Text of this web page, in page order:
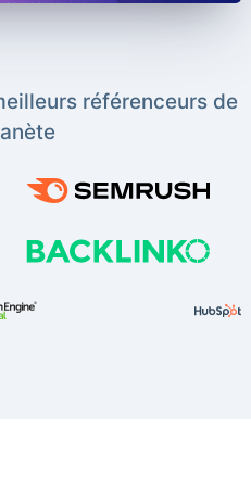
référenceurs de